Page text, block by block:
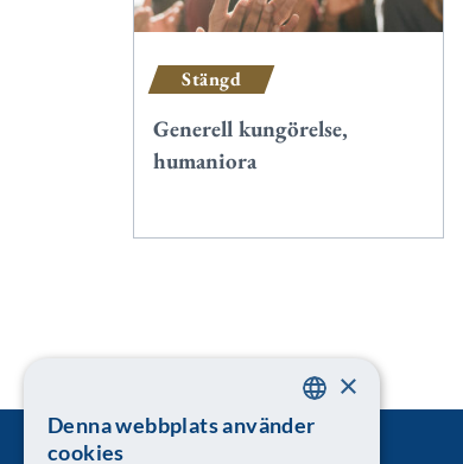
Stängd
Generell kungörelse,
humaniora
SWEDISH
×
Denna webbplats använder
cookies